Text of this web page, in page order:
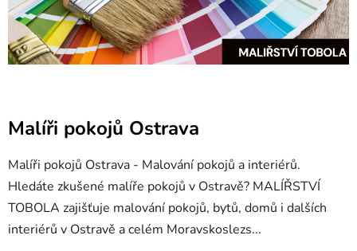
ý
p
i
s
č
l
Malíři pokojů Ostrava
Malíři pokojů Ostrava - Malování pokojů a interiérů.
Hledáte zkušené malíře pokojů v Ostravě? MALÍŘSTVÍ
TOBOLA zajišťuje malování pokojů, bytů, domů i dalších
interiérů v Ostravě a celém Moravskoslezs...